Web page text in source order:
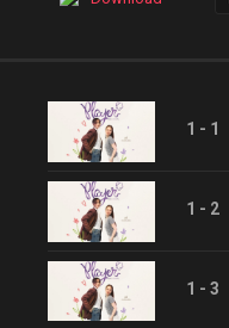
1 - 1
1 - 2
1 - 3